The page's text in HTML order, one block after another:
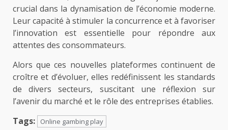
crucial dans la dynamisation de l’économie moderne.
Leur capacité à stimuler la concurrence et à favoriser
l’innovation est essentielle pour répondre aux
attentes des consommateurs.
Alors que ces nouvelles plateformes continuent de
croître et d’évoluer, elles redéfinissent les standards
de divers secteurs, suscitant une réflexion sur
l’avenir du marché et le rôle des entreprises établies.
Tags:
Online gambing play